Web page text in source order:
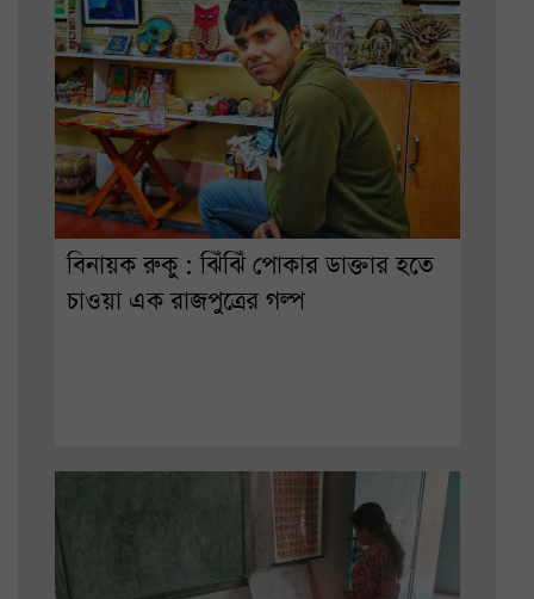
বিনায়ক রুকু : ঝিঁঝিঁ পোকার ডাক্তার হতে
চাওয়া এক রাজপুত্রের গল্প